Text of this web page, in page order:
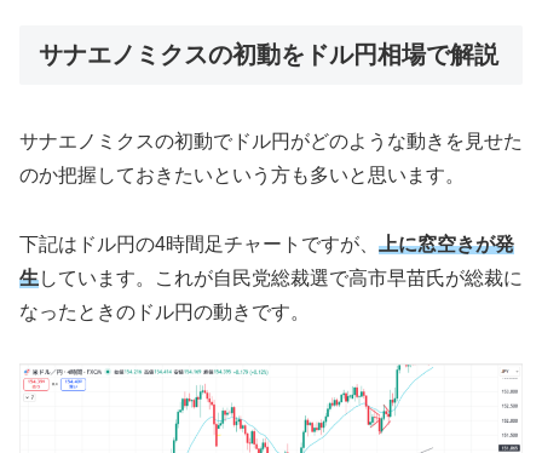
サナエノミクスの初動をドル円相場で解説
サナエノミクスの初動でドル円がどのような動きを見せた
のか把握しておきたいという方も多いと思います。
下記はドル円の4時間足チャートですが、 上に窓空きが発
生しています。これが自民党総裁選で高市早苗氏が総裁に
なったときのドル円の動きです。